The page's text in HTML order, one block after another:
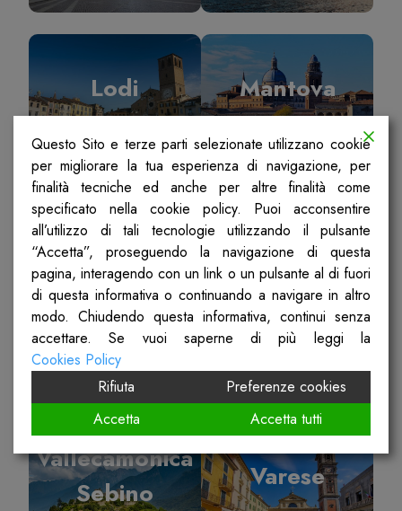
Lodi Mantova
Milano Pavia
Sondrio Ticino Olona
Vallecamonica
Sebino
Varese
Questo Sito e terze parti selezionate utilizzano cookie
per migliorare la tua esperienza di navigazione, per
finalità tecniche ed anche per altre finalità come
specificato nella cookie policy. Puoi acconsentire
all’utilizzo di tali tecnologie utilizzando il pulsante
“Accetta”, proseguendo la navigazione di questa
pagina, interagendo con un link o un pulsante al di fuori
di questa informativa o continuando a navigare in altro
modo. Chiudendo questa informativa, continui senza
accettare. Se vuoi saperne di più leggi la
Cookies Policy
Rifiuta
Preferenze cookies
Accetta
Accetta tutti